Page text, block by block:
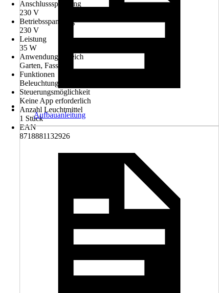
Anschlussspannung
230 V
Betriebsspannung
230 V
Leistung
35 W
Anwendungsbereich
Garten, Fassade
Funktionen
Beleuchtung
Steuerungsmöglichkeit
Keine App erforderlich
Anzahl Leuchtmittel
1 Stück
EAN
8718881132926
Aufbauanleitung